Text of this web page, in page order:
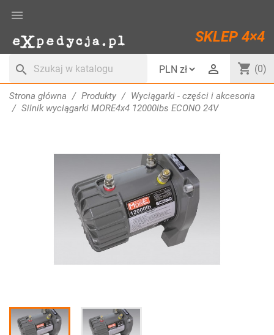

SKLEP 4×4
search  shopping_cart (0)
Strona główna Produkty
Wyciągarki - części i akcesoria
Silnik wyciągarki MORE4x4 12000lbs ECONO 24V